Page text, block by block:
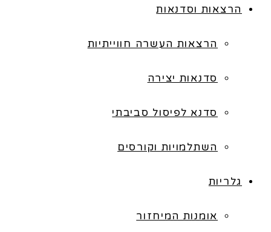
הרצאות וסדנאות
הרצאות העשרה חווייתיות
סדנאות יצירה
סדנא לפיסול סביבתי
השתלמויות וקורסים
גלריות
אומנות המיחזור